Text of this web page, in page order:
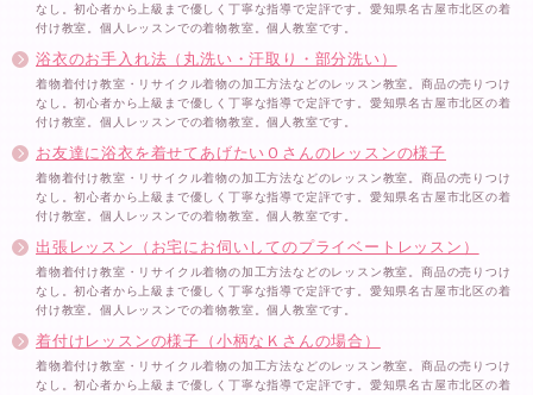
なし。初心者から上級まで優しく丁寧な指導で定評です。愛知県名古屋市北区の着
付け教室。個人レッスンでの着物教室。個人教室です。
浴衣のお手入れ法（丸洗い・汗取り・部分洗い）
着物着付け教室・リサイクル着物の加工方法などのレッスン教室。商品の売りつけ
なし。初心者から上級まで優しく丁寧な指導で定評です。愛知県名古屋市北区の着
付け教室。個人レッスンでの着物教室。個人教室です。
お友達に浴衣を着せてあげたいＯさんのレッスンの様子
着物着付け教室・リサイクル着物の加工方法などのレッスン教室。商品の売りつけ
なし。初心者から上級まで優しく丁寧な指導で定評です。愛知県名古屋市北区の着
付け教室。個人レッスンでの着物教室。個人教室です。
出張レッスン（お宅にお伺いしてのプライベートレッスン）
着物着付け教室・リサイクル着物の加工方法などのレッスン教室。商品の売りつけ
なし。初心者から上級まで優しく丁寧な指導で定評です。愛知県名古屋市北区の着
付け教室。個人レッスンでの着物教室。個人教室です。
着付けレッスンの様子（小柄なＫさんの場合）
着物着付け教室・リサイクル着物の加工方法などのレッスン教室。商品の売りつけ
なし。初心者から上級まで優しく丁寧な指導で定評です。愛知県名古屋市北区の着